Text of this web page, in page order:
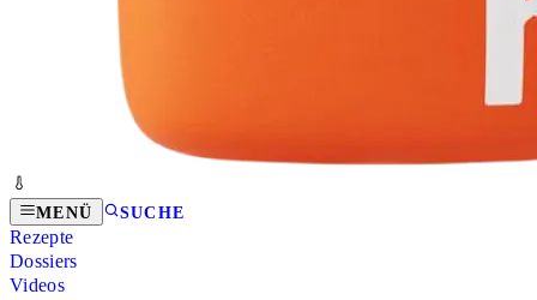
MENÜ SUCHE
Rezepte
Dossiers
Videos